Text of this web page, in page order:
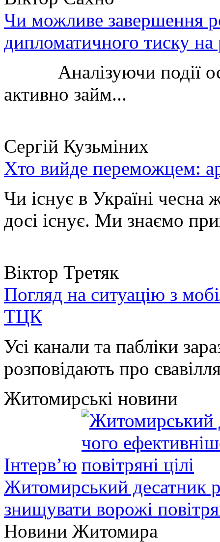
Чи можливе завершення
дипломатичного тиску
Аналізуючи події
активно займ...
Сергій Кузьміних
Хто вийде переможцем:
Чи існує в Україні чесна
досі існує. Ми знаємо
Віктор Третяк
Погляд на ситуацію з
ТЦК
Усі канали та пабліки
розповідають про
Житомирські новини
Інтерв’ю
Житомирський десатник
знищувати ворожі
Новини Житомира